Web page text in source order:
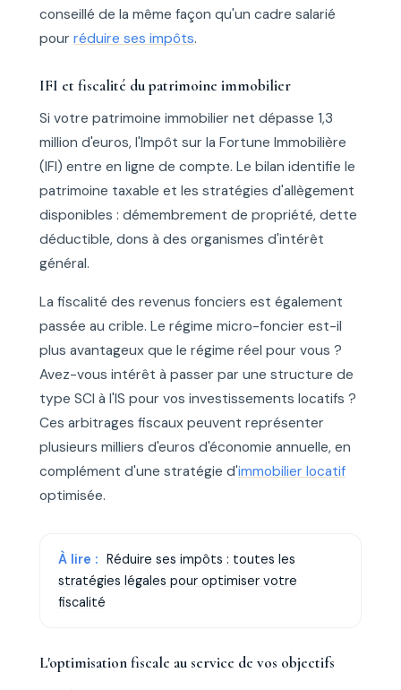
conseillé de la même façon qu'un cadre salarié
pour réduire ses impôts.
IFI et fiscalité du patrimoine immobilier
Si votre patrimoine immobilier net dépasse 1,3
million d'euros, l'Impôt sur la Fortune Immobilière
(IFI) entre en ligne de compte. Le bilan identifie le
patrimoine taxable et les stratégies d'allègement
disponibles : démembrement de propriété, dette
déductible, dons à des organismes d'intérêt
général.
La fiscalité des revenus fonciers est également
passée au crible. Le régime micro-foncier est-il
plus avantageux que le régime réel pour vous ?
Avez-vous intérêt à passer par une structure de
type SCI à l'IS pour vos investissements locatifs ?
Ces arbitrages fiscaux peuvent représenter
plusieurs milliers d'euros d'économie annuelle, en
complément d'une stratégie d'immobilier locatif
optimisée.
À lire : Réduire ses impôts : toutes les
stratégies légales pour optimiser votre
fiscalité
L'optimisation fiscale au service de vos objectifs